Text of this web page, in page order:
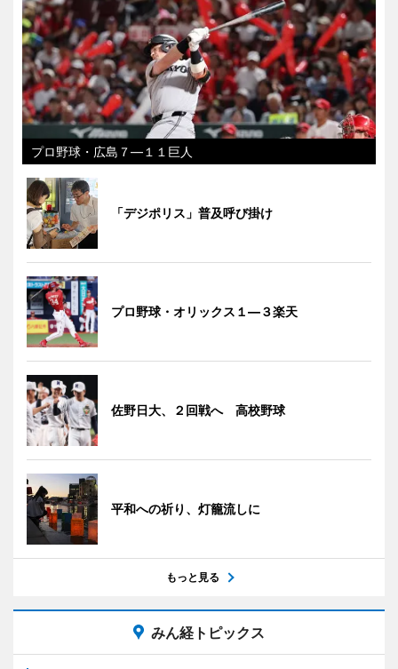
プロ野球・広島７―１１巨人
「デジポリス」普及呼び掛け
プロ野球・オリックス１―３楽天
佐野日大、２回戦へ 高校野球
平和への祈り、灯籠流しに
もっと見る
みん経トピックス